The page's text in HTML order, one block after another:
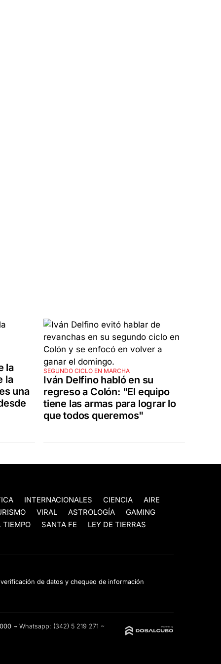
la
la
una
SEGUNDO CICLO EN MARCHA
Iván Delfino habló en su
regreso a Colón: "El equipo
tiene las armas para lograr lo
que todos queremos"
INTERNACIONALES CIENCIA
AIRE
VIRAL ASTROLOGÍA
GAMING
TIEMPO SANTA FE
LEY DE TIERRAS
de datos y chequeo de información
~ Whatsapp: (342) 5 219 271 ~